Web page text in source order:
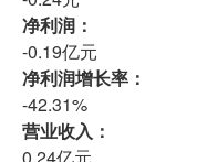
净利润：
-0.19亿元
净利润增长率：
-42.31%
营业收入：